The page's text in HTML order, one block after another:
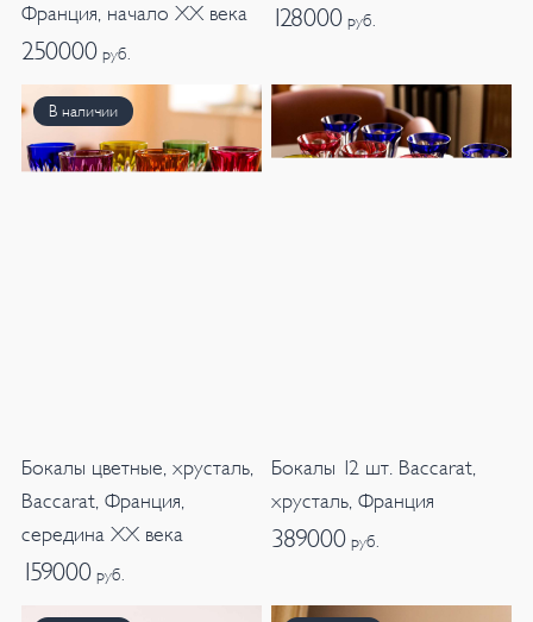
Франция, начало XX века
250000 руб.
128000 руб.
В наличии
Бокалы цветные, хрусталь,
Baccarat, Франция,
середина XX века
159000 руб.
Бокалы 12 шт. Baccarat,
хрусталь, Франция
389000 руб.